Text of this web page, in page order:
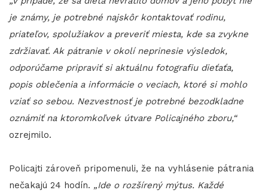
je známy, je potrebné najskôr kontaktovať rodinu,
priateľov, spolužiakov a preveriť miesta, kde sa zvykne
zdržiavať. Ak pátranie v okolí neprinesie výsledok,
odporúčame pripraviť si aktuálnu fotografiu dieťaťa,
popis oblečenia a informácie o veciach, ktoré si mohlo
vziať so sebou. Nezvestnosť je potrebné bezodkladne
oznámiť na ktoromkoľvek útvare Policajného zboru,“
ozrejmilo.
Policajti zároveň pripomenuli, že na vyhlásenie pátrania
nečakajú 24 hodín. „Ide o rozšírený mýtus. Každé